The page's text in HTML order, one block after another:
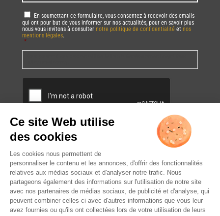
RGPD *
En soumettant ce formulaire, vous consentez à recevoir des emails
qui ont pour but de vous informer sur nos actualités, pour en savoir plus
nous vous invitons à consulter notre politique de confidentialité et nos
mentions légales.
*